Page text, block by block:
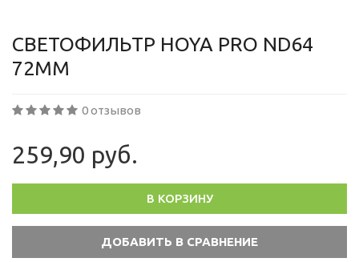
СВЕТОФИЛЬТР HOYA PRO ND64
72MM
0 отзывов
259,90 руб.
В КОРЗИНУ